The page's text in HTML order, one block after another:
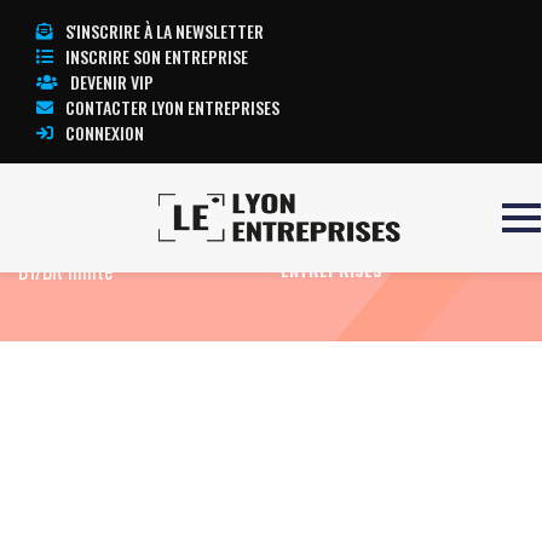
S'INSCRIRE À LA NEWSLETTER
INSCRIRE SON ENTREPRISE
DEVENIR VIP
CONTACTER LYON ENTREPRISES
CONNEXION
Formation Electricien
B1/BR limité
TOUTE L’ACTUALITÉ LYON
ENTREPRISES